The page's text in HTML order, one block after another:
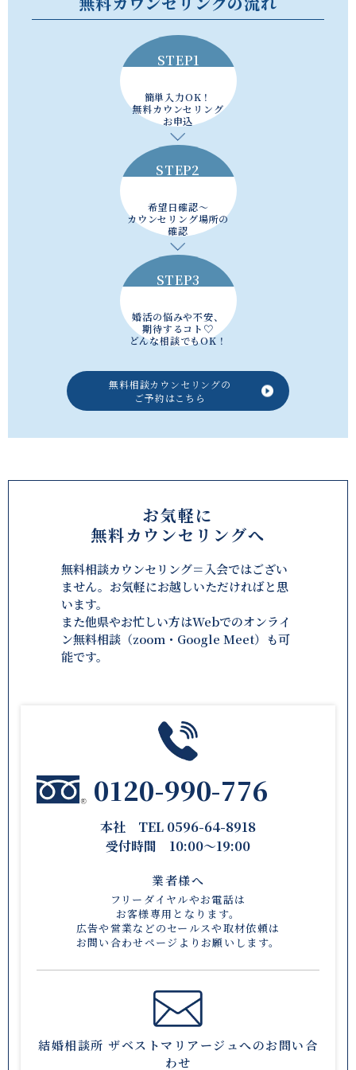
STEP1
簡単入力OK！
無料カウンセリング
お申込
STEP2
希望日確認～
カウンセリング場所の
確認
STEP3
婚活の悩みや不安、
期待するコト♡
どんな相談でもOK！
無料相談カウンセリングの
ご予約はこちら
お気軽に
無料カウンセリングへ
無料相談カウンセリング＝入会ではござい
ません。お気軽にお越しいただければと思
います。
また他県やお忙しい方はWebでのオンライ
ン無料相談（zoom・Google Meet）も可
能です。
0120-990-776
本社 TEL 0596-64-8918
受付時間 10:00〜19:00
業者様へ
フリーダイヤルやお電話は
お客様専用となります。
広告や営業などのセールスや取材依頼は
お問い合わせページ よりお願いします。
結婚相談所 ザベストマリアージュへのお問い合
わせ